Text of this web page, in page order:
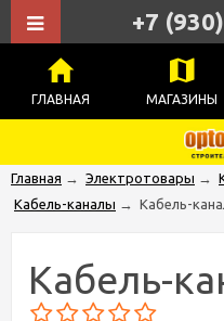
ГЛАВНАЯ МАГАЗИНЫ
+7
Главная → Электротовары →
Кабель-каналы → Кабель-
Кабель-